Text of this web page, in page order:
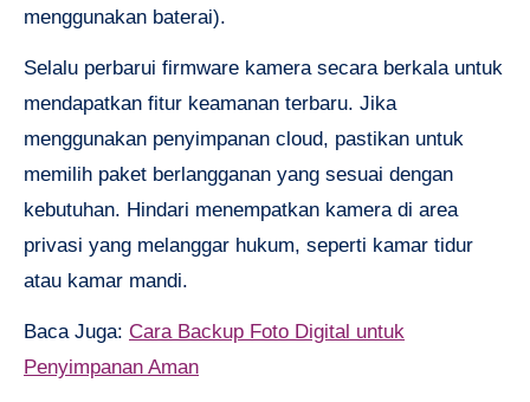
menggunakan baterai).
Selalu perbarui firmware kamera secara berkala untuk
mendapatkan fitur keamanan terbaru. Jika
menggunakan penyimpanan cloud, pastikan untuk
memilih paket berlangganan yang sesuai dengan
kebutuhan. Hindari menempatkan kamera di area
privasi yang melanggar hukum, seperti kamar tidur
atau kamar mandi.
Baca Juga: Cara Backup Foto Digital untuk
Penyimpanan Aman